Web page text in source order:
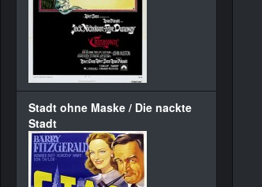
Stadt ohne Maske / Die nackte
Stadt